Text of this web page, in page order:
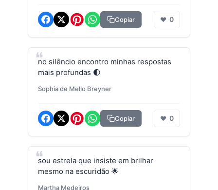
Copiar ❤ 0
no silêncio encontro minhas respostas
mais profundas 🌓
Sophia de Mello Breyner
Copiar ❤ 0
sou estrela que insiste em brilhar
mesmo na escuridão 🌟
Martha Medeiros